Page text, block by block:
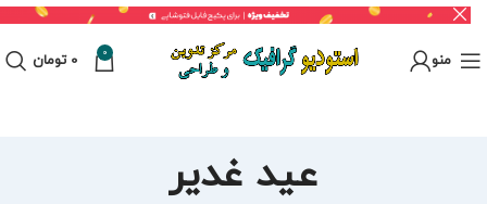
منو 0
0 تومان
عید غدیر